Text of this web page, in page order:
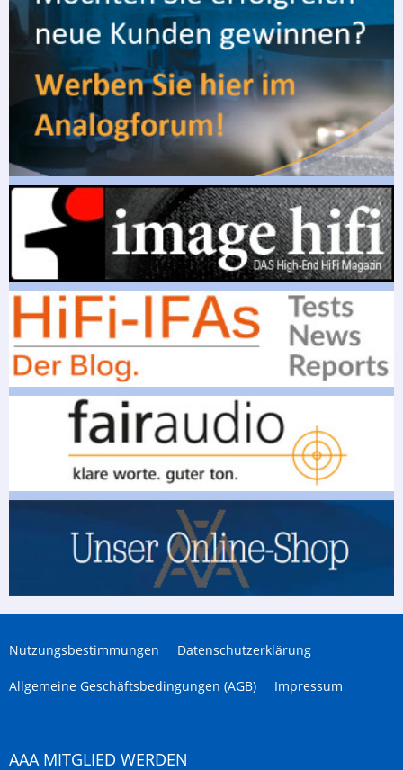
Nutzungsbestimmungen Datenschutzerklärung
Allgemeine Geschäftsbedingungen (AGB) Impressum
AAA MITGLIED WERDEN